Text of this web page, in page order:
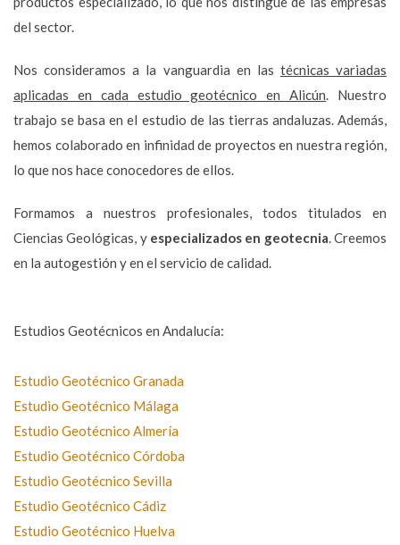
del sector.
Nos consideramos a la vanguardia en las técnicas variadas
aplicadas en cada estudio geotécnico en Alicún. Nuestro
trabajo se basa en el estudio de las tierras andaluzas. Además,
hemos colaborado en infinidad de proyectos en nuestra región,
lo que nos hace conocedores de ellos.
Formamos a nuestros profesionales, todos titulados en
Ciencias Geológicas, y especializados en geotecnia. Creemos
en la autogestión y en el servicio de calidad.
Estudios Geotécnicos en Andalucía:
Estudio Geotécnico Granada
Estudio Geotécnico Málaga
Estudio Geotécnico Almería
Estudio Geotécnico Córdoba
Estudio Geotécnico Sevilla
Estudio Geotécnico Cádiz
Estudio Geotécnico Huelva